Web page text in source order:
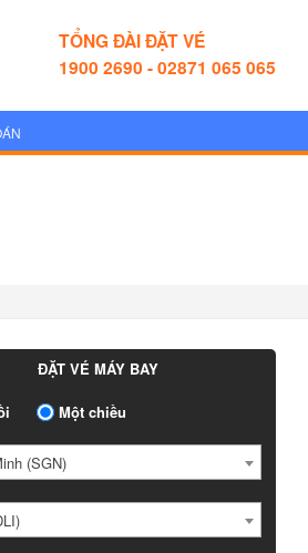
TỔNG ĐÀI ĐẶT VÉ
1900 2690 - 02871 065 065
ĐẶT VÉ MÁY BAY
Một chiều
(SGN)